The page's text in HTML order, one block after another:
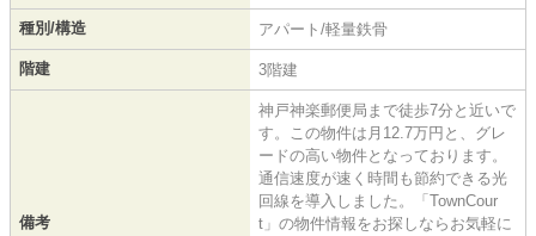
種別/構造 アパート/軽量鉄骨
階建 3階建
備考
神戸神楽郵便局まで徒歩7分と近いで
す。この物件は月12.7万円と、グレ
ードの高い物件となっております。
通信速度が速く時間も節約できる光
回線を導入しました。「TownCour
t」の物件情報をお探しならお気軽に